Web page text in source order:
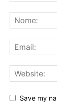
Save my